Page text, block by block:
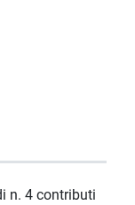
n. 4 contributi